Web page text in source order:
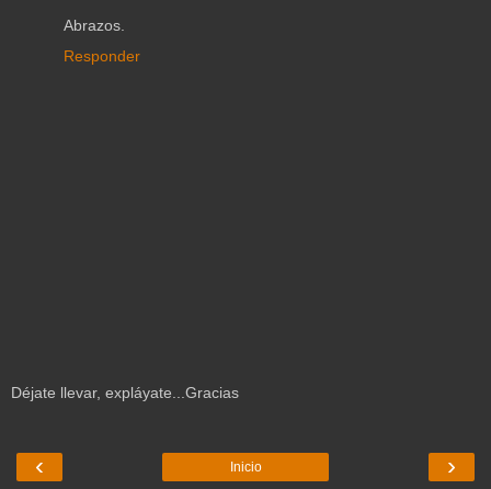
Abrazos.
Responder
Déjate llevar, expláyate...Gracias
‹ ›
Inicio